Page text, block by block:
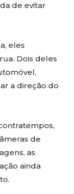
de evitar
eles
Dois deles
a direção do
de
as
ainda